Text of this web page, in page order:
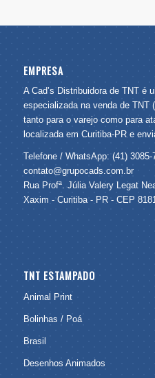
EMPRESA
A Cad’s Distribuidora de TNT é
especializada na venda de TNT
tanto para o varejo como para
localizada em Curitiba-PR e
Telefone / WhatsApp: (41) 3085-
contato@grupocads.com.br
Rua Profª. Júlia Valery Legat
Xaxim - Curitiba - PR - CEP
TNT ESTAMPADO
Animal Print
Bolinhas / Poá
Brasil
Desenhos Animados